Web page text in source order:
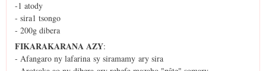
-1 atody
- sira1 tsongo
- 200g dibera
FIKARAKARANA AZY:
- Afangaro ny lafarina sy siramamy ary sira